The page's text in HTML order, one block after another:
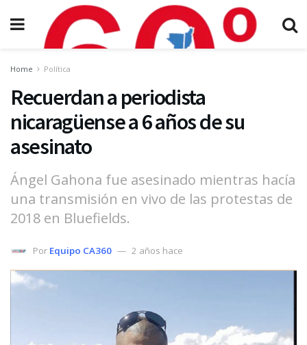
Home Política
Recuerdan a periodista
nicaragüense a 6 años de su
asesinato
Ángel Gahona fue asesinado mientras hacía
una transmisión en vivo de las protestas de
2018 en Bluefields.
Por Equipo CA360 2 años hace